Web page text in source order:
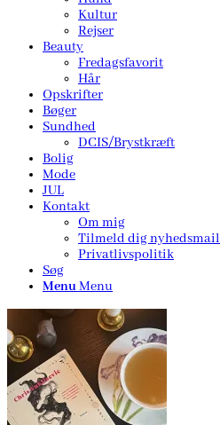
Kultur
Rejser
Beauty
Fredagsfavorit
Hår
Opskrifter
Bøger
Sundhed
DCIS/Brystkræft
Bolig
Mode
JUL
Kontakt
Om mig
Tilmeld dig nyhedsmail
Privatlivspolitik
Søg
MenuMenu